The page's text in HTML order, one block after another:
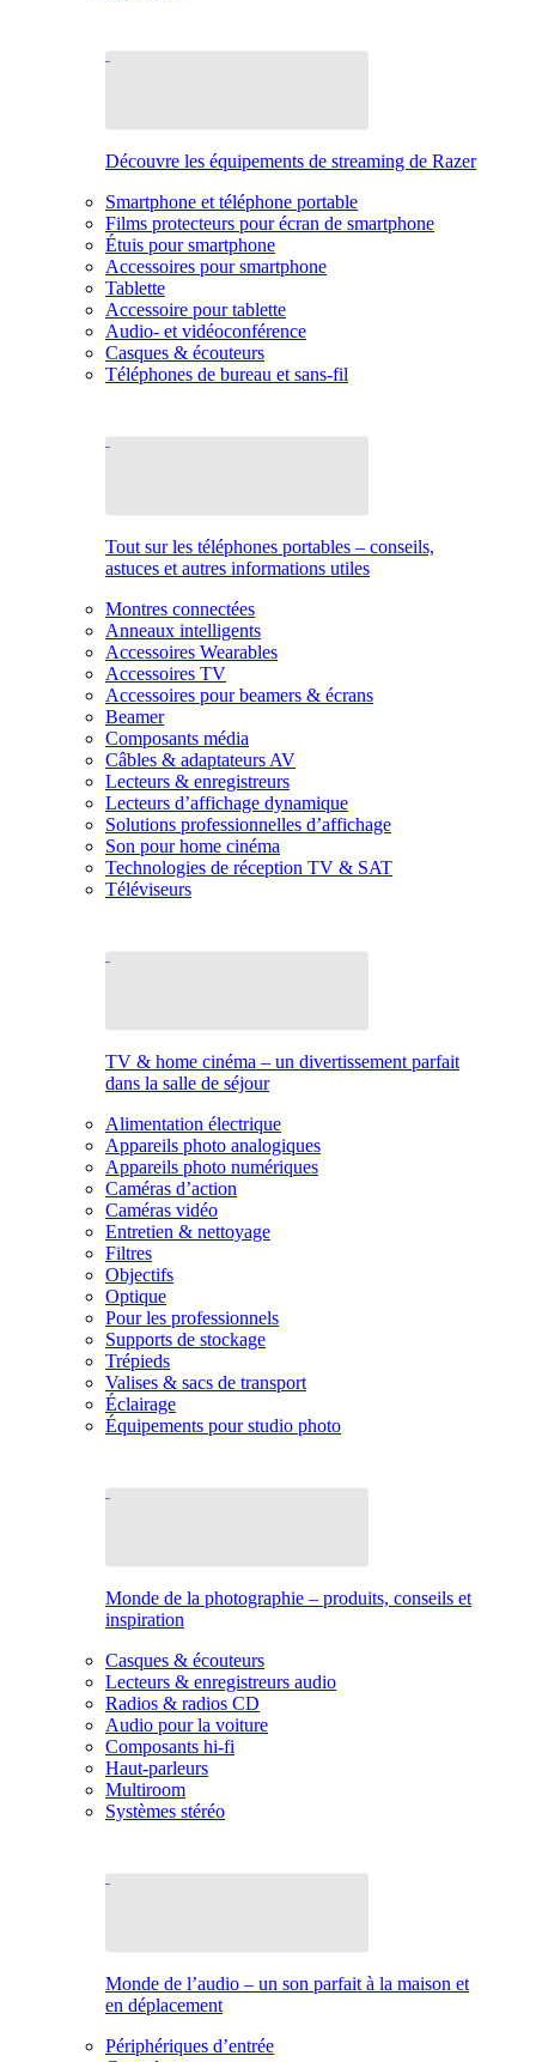
Découvre les équipements de streaming de Razer
Smartphone et téléphone portable
Films protecteurs pour écran de smartphone
Étuis pour smartphone
Accessoires pour smartphone
Tablette
Accessoire pour tablette
Audio- et vidéoconférence
Casques & écouteurs
Téléphones de bureau et sans-fil
Tout sur les téléphones portables – conseils,
astuces et autres informations utiles
Montres connectées
Anneaux intelligents
Accessoires Wearables
Accessoires TV
Accessoires pour beamers & écrans
Beamer
Composants média
Câbles & adaptateurs AV
Lecteurs & enregistreurs
Lecteurs d’affichage dynamique
Solutions professionnelles d’affichage
Son pour home cinéma
Technologies de réception TV & SAT
Téléviseurs
TV & home cinéma – un divertissement parfait
dans la salle de séjour
Alimentation électrique
Appareils photo analogiques
Appareils photo numériques
Caméras d’action
Caméras vidéo
Entretien & nettoyage
Filtres
Objectifs
Optique
Pour les professionnels
Supports de stockage
Trépieds
Valises & sacs de transport
Éclairage
Équipements pour studio photo
Monde de la photographie – produits, conseils et
inspiration
Casques & écouteurs
Lecteurs & enregistreurs audio
Radios & radios CD
Audio pour la voiture
Composants hi-fi
Haut-parleurs
Multiroom
Systèmes stéréo
Monde de l’audio – un son parfait à la maison et
en déplacement
Périphériques d’entrée